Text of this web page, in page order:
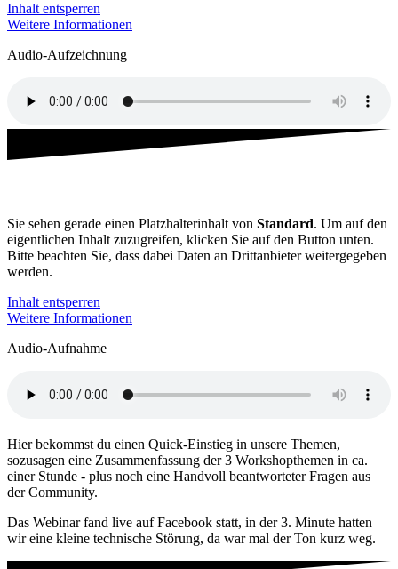
Inhalt entsperren
Weitere Informationen
Audio-Aufzeichnung
Sie sehen gerade einen Platzhalterinhalt von Standard. Um auf den
eigentlichen Inhalt zuzugreifen, klicken Sie auf den Button unten.
Bitte beachten Sie, dass dabei Daten an Drittanbieter weitergegeben
werden.
Inhalt entsperren
Weitere Informationen
Audio-Aufnahme
Hier bekommst du einen Quick-Einstieg in unsere Themen,
sozusagen eine Zusammenfassung der 3 Workshopthemen in ca.
einer Stunde - plus noch eine Handvoll beantworteter Fragen aus
der Community.
Das Webinar fand live auf Facebook statt, in der 3. Minute hatten
wir eine kleine technische Störung, da war mal der Ton kurz weg.